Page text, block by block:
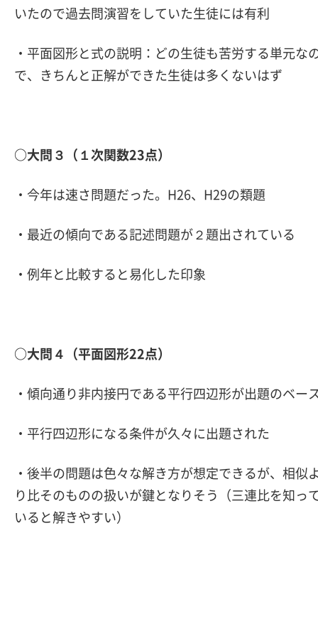
いたので過去問演習をしていた生徒には有利
・平面図形と式の説明：どの生徒も苦労する単元な
で、きちんと正解ができた生徒は多くないはず
○大問３（１次関数23点）
・今年は速さ問題だった。H26、H29の類題
・最近の傾向である記述問題が２題出されている
・例年と比較すると易化した印象
○大問４（平面図形22点）
・傾向通り非内接円である平行四辺形が出題のベー
・平行四辺形になる条件が久々に出題された
・後半の問題は色々な解き方が想定できるが、相似
り比そのものの扱いが鍵となりそう（三連比を知っ
いると解きやすい）